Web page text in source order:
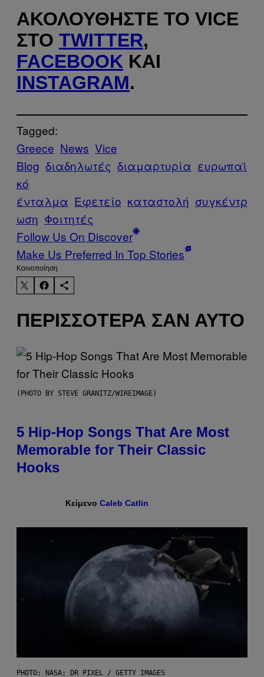
ΑΚΟΛΟΥΘΉΣΤΕ ΤΟ VICE
ΣΤΟ TWITTER,
FACEBOOK ΚΑΙ
INSTAGRAM.
Tagged:
Greece News Vice
Blog διαδηλωτές διαμαρτυρία ευρωπαϊ
κό
ένταλμα Εφετείο καταστολή συγκέντρ
ωση Φοιτητές
Follow Us On Discover
Make Us Preferred In Top Stories
Kοινοποίηση
ΠΕΡΙΣΣΌΤΕΡΑ ΣΑΝ ΑΥΤΌ
(PHOTO BY STEVE GRANITZ/WIREIMAGE)
5 Hip-Hop Songs That Are Most
Memorable for Their Classic
Hooks
Κείμενο Caleb Catlin
PHOTO: NASA; DR PIXEL / GETTY IMAGES